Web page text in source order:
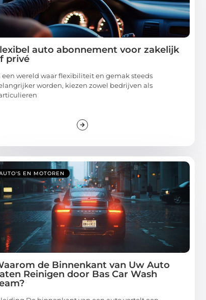
auto abonnement voor zakelijk
privé
een wereld waar flexibiliteit en gemak steeds
worden, kiezen zowel bedrijven als
EN MOTOREN
de Binnenkant van Uw Auto
Reinigen door Bas Car Wash